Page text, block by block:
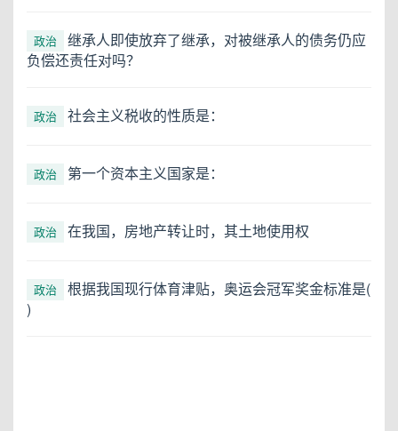
政治
继承人即使放弃了继承，对被继承人的债务仍应
负偿还责任对吗？
政治 社会主义税收的性质是：
政治 第一个资本主义国家是：
政治 在我国，房地产转让时，其土地使用权
政治
根据我国现行体育津贴，奥运会冠军奖金标准是(
)